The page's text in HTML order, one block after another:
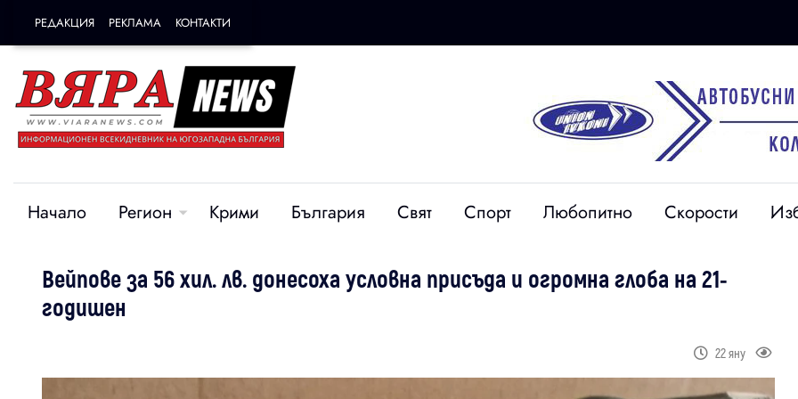
РЕДАКЦИЯ РЕКЛАМА КОНТАКТИ
Начало Регион Крими България Свят Спорт Любопитно Скорости
Вейпове за 56 хил. лв. донесоха условна присъда и огромна глоба на 21-
годишен
22 яну